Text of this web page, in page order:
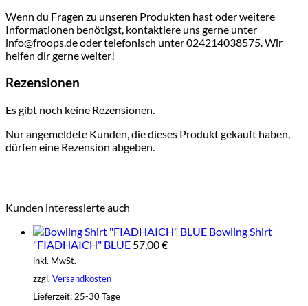
Wenn du Fragen zu unseren Produkten hast oder weitere
Informationen benötigst, kontaktiere uns gerne unter
info@froops.de oder telefonisch unter 024214038575. Wir
helfen dir gerne weiter!
Rezensionen
Es gibt noch keine Rezensionen.
Nur angemeldete Kunden, die dieses Produkt gekauft haben,
dürfen eine Rezension abgeben.
Kunden interessierte auch
Bowling Shirt
"FIADHAICH" BLUE 57,00€
inkl. MwSt.
zzgl. Versandkosten
Lieferzeit:25-30 Tage